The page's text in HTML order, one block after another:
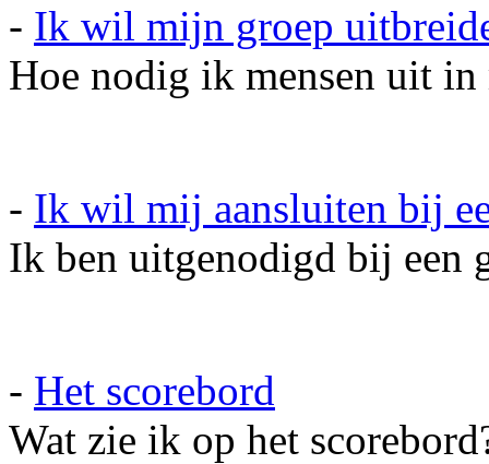
- Ik wil mijn groep
Hoe nodig ik mensen uit
- Ik wil mij aansluiten bij
Ik ben uitgenodigd bij een
- Het scorebord
Wat zie ik op het